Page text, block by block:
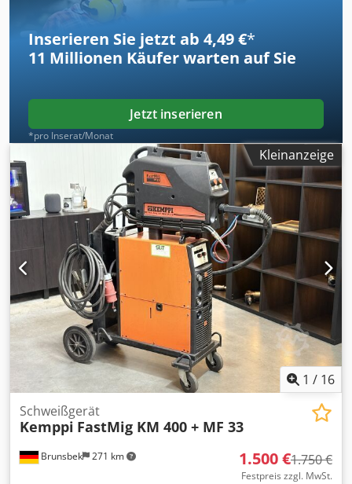
Inserieren Sie jetzt ab 4,49 €*
11 Millionen Käufer warten auf Sie
Jetzt inserieren
*pro Inserat/Monat
Kleinanzeige
1 / 16
Brunsbek 271 km
Schweißgerät
Kemppi FastMig KM 400 + MF 33
1.500 €1.750 €
Festpreis zzgl. MwSt.